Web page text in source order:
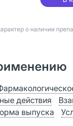
о наличии
действия
выпуска